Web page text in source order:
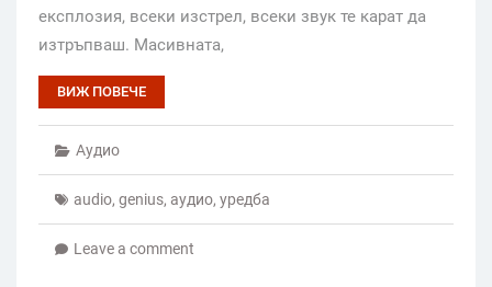
експлозия, всеки изстрел, всеки звук те карат да
изтръпваш. Масивната,
ВИЖ ПОВЕЧЕ
Аудио
audio, genius, аудио, уредба
Leave a comment